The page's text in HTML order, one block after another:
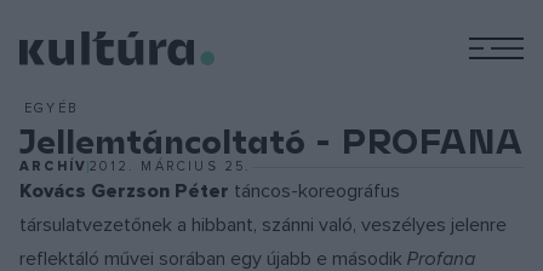
EGYÉB
Jellemtáncoltató - PROFANA
ARCHÍV2012. MÁRCIUS 25.
Kovács Gerzson Péter táncos-koreográfus
társulatvezetőnek a hibbant, szánni való, veszélyes jelenre
reflektáló művei sorában egy újabb e második Profana